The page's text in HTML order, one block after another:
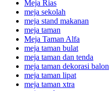
Meja Rias
meja sekolah
meja stand makanan
meja taman
Meja Taman Alfa
meja taman bulat
meja taman dan tenda
meja taman dekorasi balon
meja taman lipat
meja taman xtra